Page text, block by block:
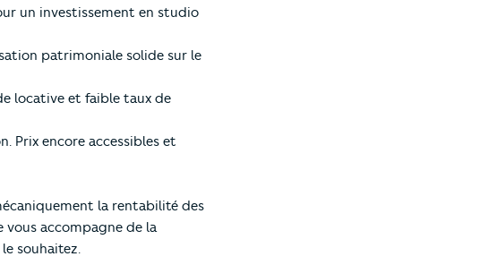
un investissement en studio
patrimoniale solide sur le
locative et faible taux de
Prix encore accessibles et
la rentabilité des
vous accompagne de la
souhaitez.